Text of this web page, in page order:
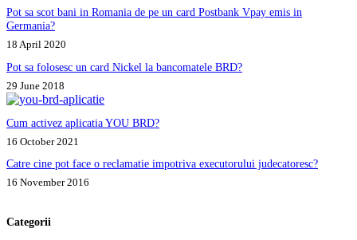
Pot sa scot bani in Romania de pe un card Postbank Vpay emis in
Germania?
18 April 2020
Pot sa folosesc un card Nickel la bancomatele BRD?
29 June 2018
Cum activez aplicatia YOU BRD?
16 October 2021
Catre cine pot face o reclamatie impotriva executorului judecatoresc?
16 November 2016
Categorii